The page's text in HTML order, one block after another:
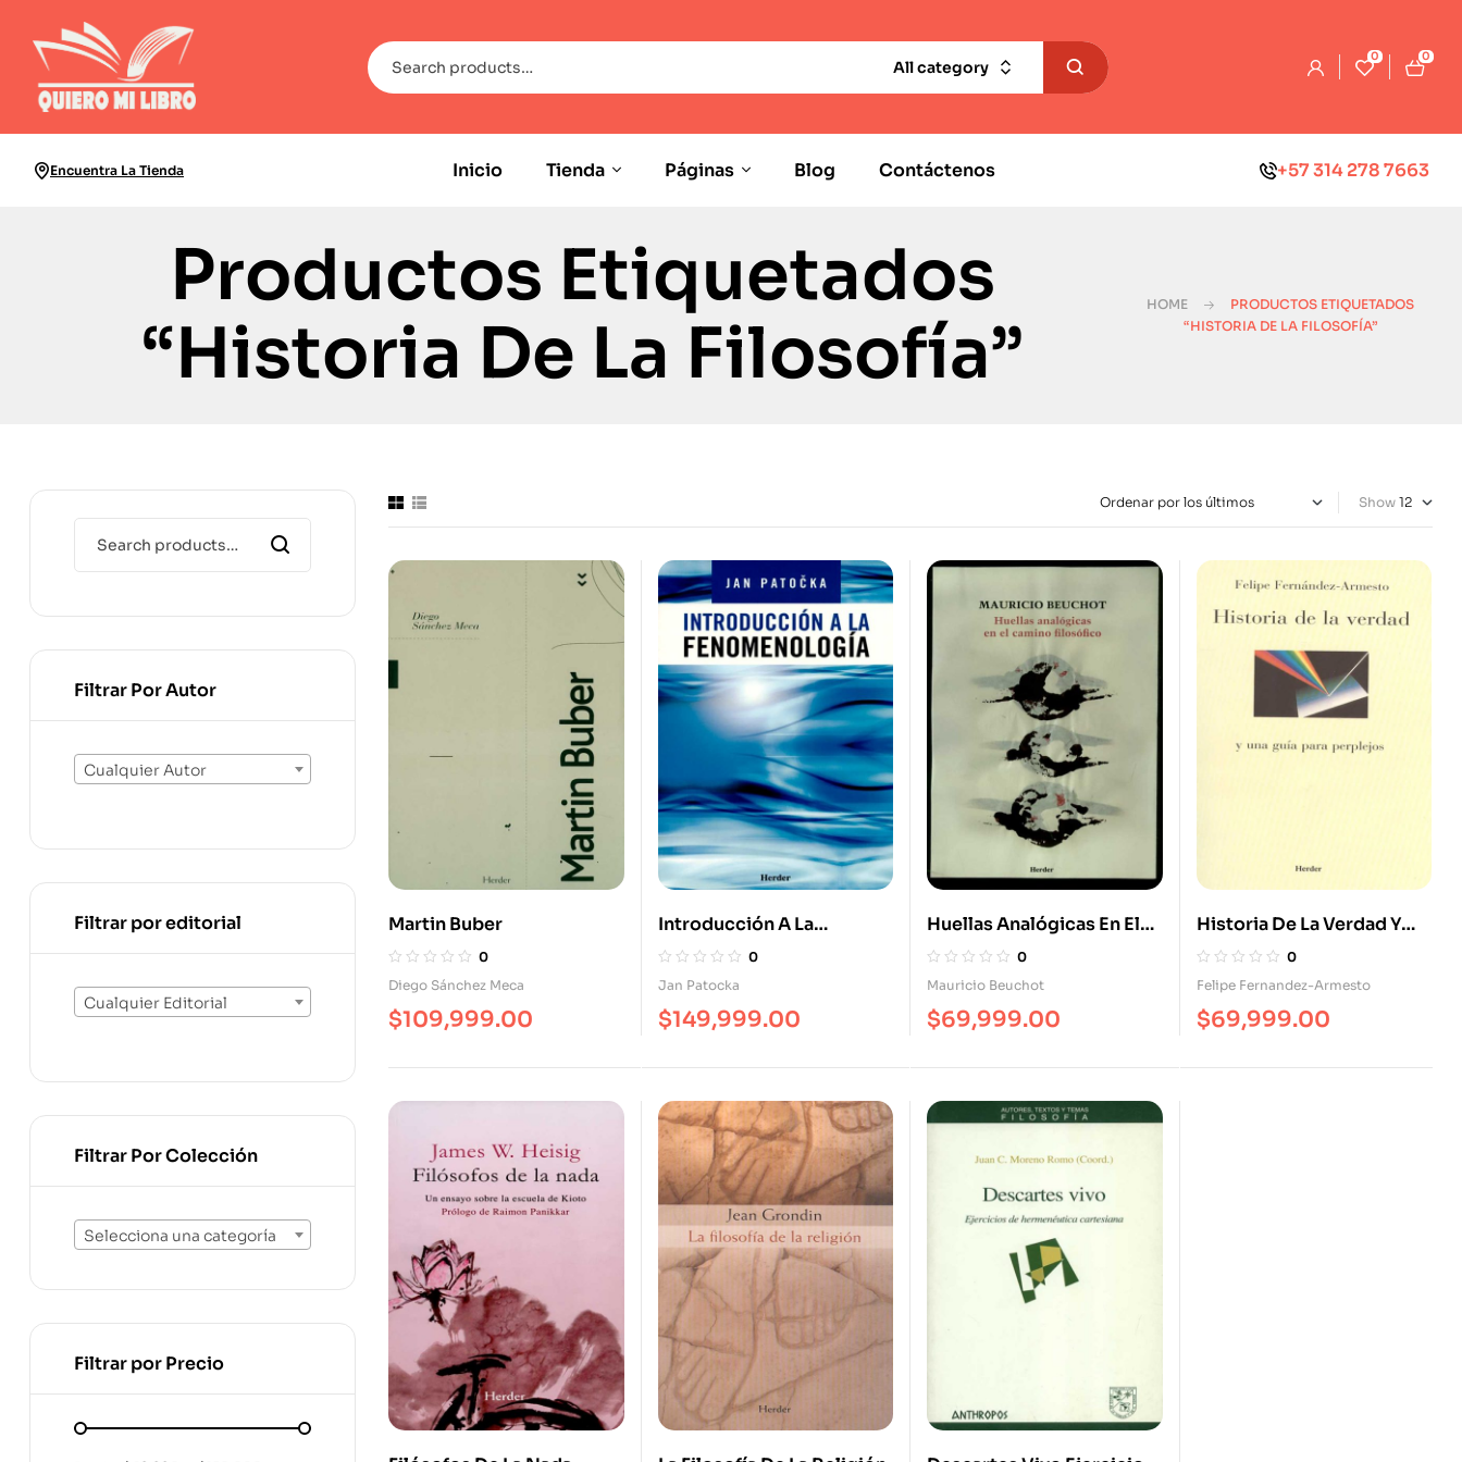
All category
0 0
Encuentra La Tienda Inicio Tienda Páginas Blog Contáctenos +57 314 278 7663
Productos Etiquetados
“Historia De La Filosofía”
HOME
PRODUCTOS ETIQUETADOS
“HISTORIA DE LA FILOSOFÍA”
Show
Martin Buber
0
Diego Sánchez Meca
$109,999.00
Introducción A La
Fenomenología
0
Jan Patocka
$149,999.00
Huellas Analógicas En El
Camino Filosófico
0
Mauricio Beuchot
$69,999.00
Historia De La Verdad Y
Una Guía Para Perplejos
0
Felipe Fernandez-Armesto
$69,999.00
Filtrar Por Autor
Cualquier Autor
Filtrar por editorial
Cualquier Editorial
Filtrar Por Colección
Selecciona una categoría
Filtrar por Precio